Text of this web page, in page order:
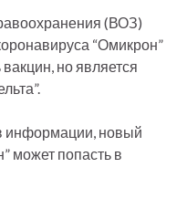
(ВОЗ)
“Омикрон”
но является
информации, новый
может попасть в